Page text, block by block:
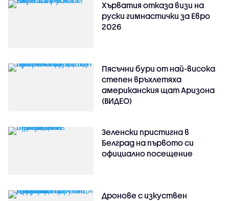
Хърватия отказа визи на
руски гимнастички за Евро
2026
Пясъчни бури от най-висока
степен връхлетяха
американския щат Аризона
(ВИДЕО)
Зеленски пристигна в
Белград на първото си
официално посещение
Дронове с изкуствен